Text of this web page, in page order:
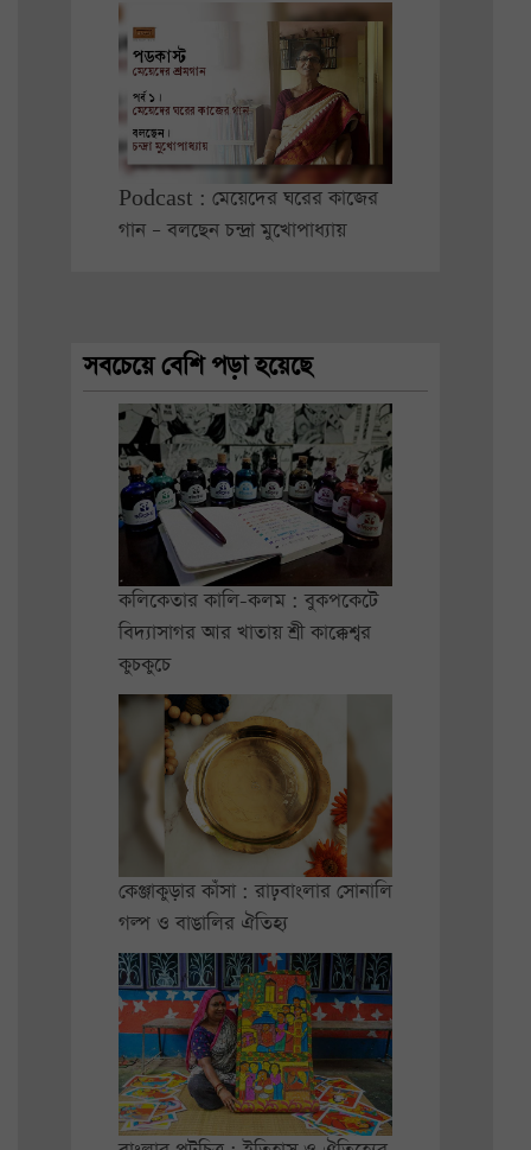
Podcast : মেয়েদের ঘরের কাজের
গান – বলছেন চন্দ্রা মুখোপাধ্যায়
সবচেয়ে বেশি পড়া হয়েছে
কলিকেতার কালি-কলম : বুকপকেটে
বিদ্যাসাগর আর খাতায় শ্রী কাক্কেশ্বর
কুচকুচে
কেঞ্জাকুড়ার কাঁসা : রাঢ়বাংলার সোনালি
গল্প ও বাঙালির ঐতিহ্য